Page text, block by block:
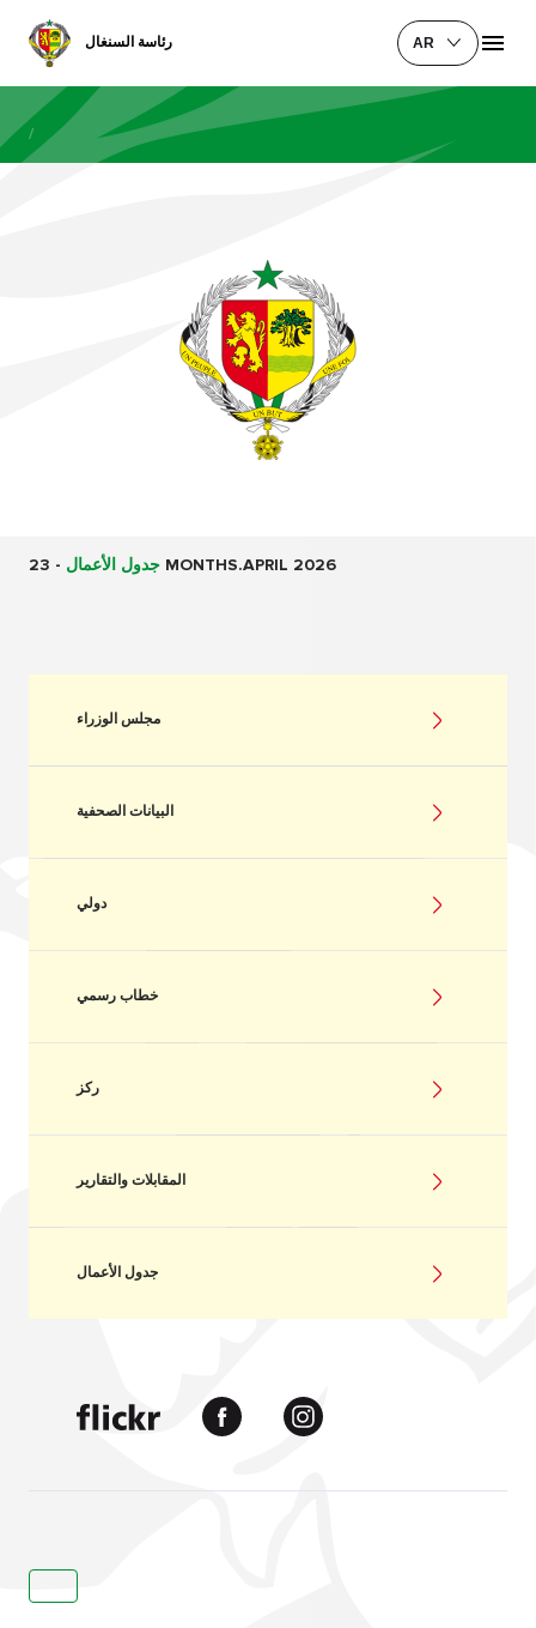
رئاسة السنغال AR
/
جدول الأعمال - 23 MONTHS.APRIL 2026
مجلس الوزراء
البيانات الصحفية
دولي
خطاب رسمي
ركز
المقابلات والتقارير
جدول الأعمال